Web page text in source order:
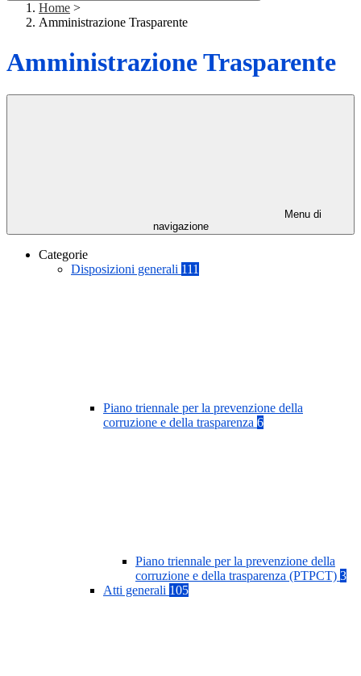
Home >
Amministrazione Trasparente
Amministrazione Trasparente
Menu di
navigazione
Categorie
Disposizioni generali 111
Piano triennale per la prevenzione della
corruzione e della trasparenza 6
Piano triennale per la prevenzione della
corruzione e della trasparenza (PTPCT) 3
Atti generali 105